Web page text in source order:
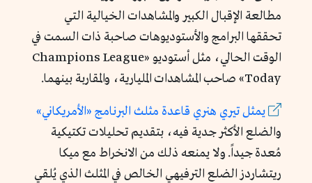
مطالعة الإقبال الكبير والمشاهدات الخيالية التي
تحققها البرامج والأستوديوهات صاحبة ذات السمت في
الوقت الحالي، مثل أستوديو «Champions League
Today» صاحب المشاهدات المليارية، والمقاربة بينهما.
يمثلتيري هنري قاعدة مثلث البرنامج «الأمريكاني»
والضلع الأكثر جدية فيه، بتقديم تحليلات تكتيكية
مُعدة جيداً. ولا يمنعه ذلك من الانخراط مع ميكا
ريتشاردز الضلع الترفيهي الخالص في المثلث الذي يُلقي